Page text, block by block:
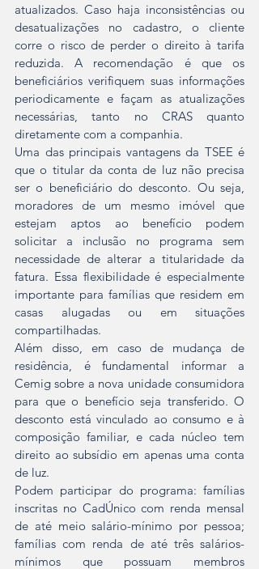
atualizados. Caso haja inconsistências ou
desatualizações no cadastro, o cliente
corre o risco de perder o direito à tarifa
reduzida. A recomendação é que os
beneficiários verifiquem suas informações
periodicamente e façam as atualizações
necessárias, tanto no CRAS quanto
diretamente com a companhia.
Uma das principais vantagens da TSEE é
que o titular da conta de luz não precisa
ser o beneficiário do desconto. Ou seja,
moradores de um mesmo imóvel que
estejam aptos ao benefício podem
solicitar a inclusão no programa sem
necessidade de alterar a titularidade da
fatura. Essa flexibilidade é especialmente
importante para famílias que residem em
casas alugadas ou em situações
compartilhadas.
Além disso, em caso de mudança de
residência, é fundamental informar a
Cemig sobre a nova unidade consumidora
para que o benefício seja transferido. O
desconto está vinculado ao consumo e à
composição familiar, e cada núcleo tem
direito ao subsídio em apenas uma conta
de luz.
Podem participar do programa: famílias
inscritas no CadÚnico com renda mensal
de até meio salário-mínimo por pessoa;
famílias com renda de até três salários-
mínimos que possuam membros